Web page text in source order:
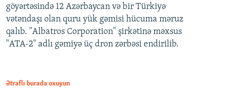
göyərtəsində 12 Azərbaycan və bir Türkiyə
vətəndaşı olan quru yük gəmisi hücuma məruz
qalıb. "Albatros Corporation" şirkətinə məxsus
"ATA-2" adlı gəmiyə üç dron zərbəsi endirilib.
Ətraflı burada oxuyun